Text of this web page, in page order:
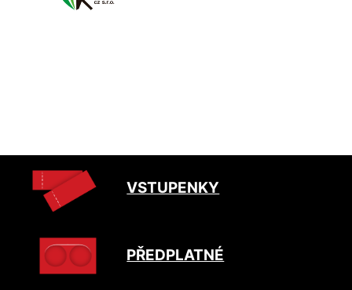
VSTUPENKY
PŘEDPLATNÉ